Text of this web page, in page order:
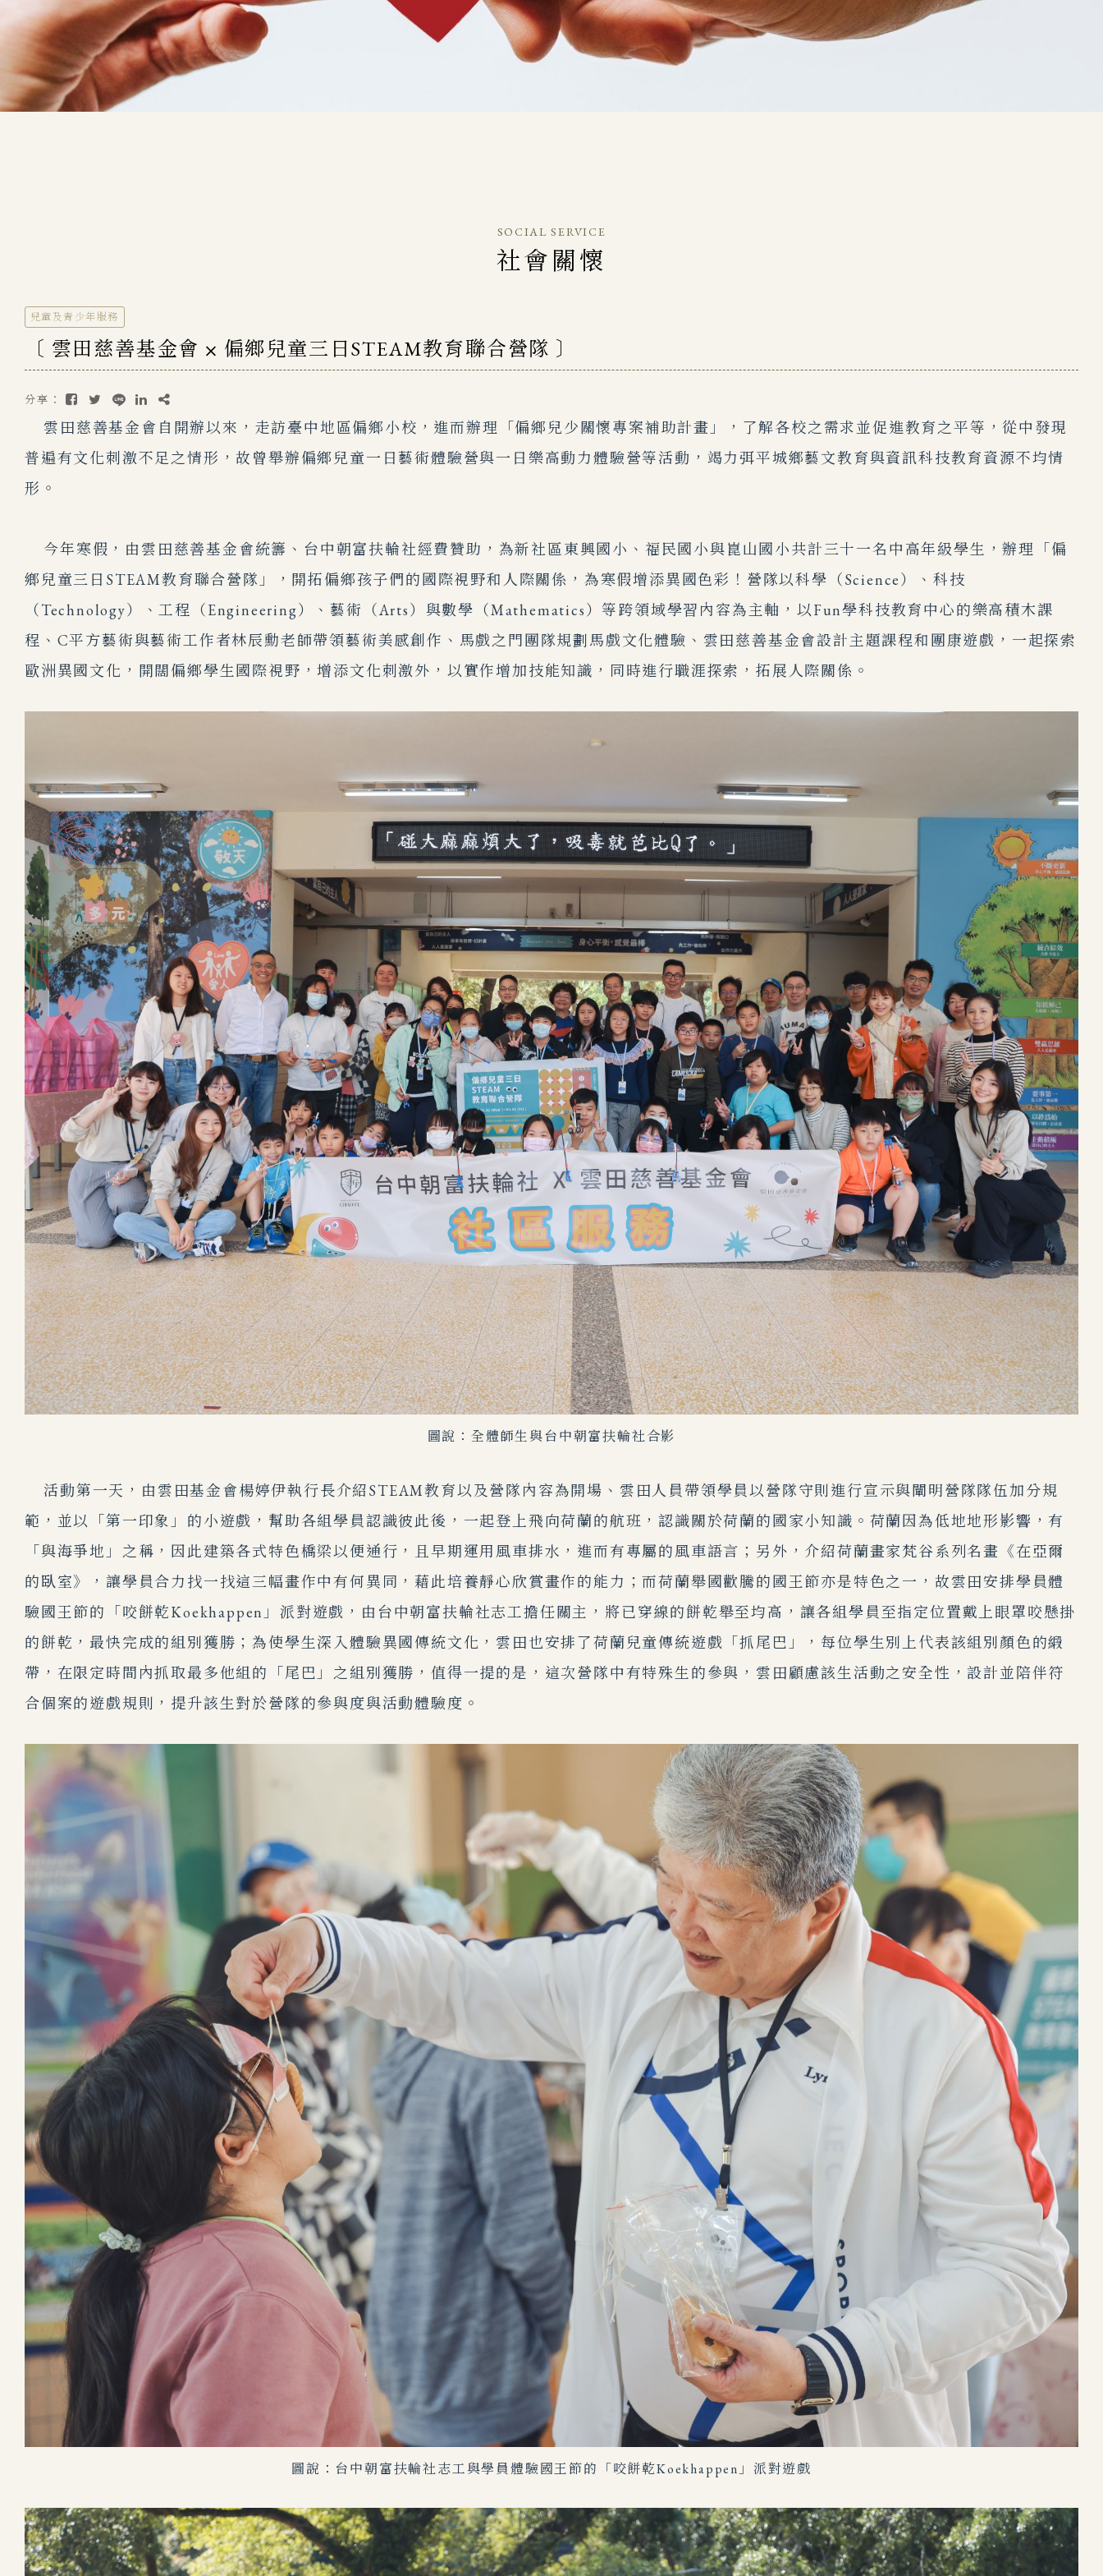
SOCIAL SERVICE
社會關懷
兒童及青少年服務
〔 雲田慈善基金會 ⨉ 偏鄉兒童三日STEAM教育聯合營隊 〕
分享：
雲田慈善基金會自開辦以來，走訪臺中地區偏鄉小校，進而辦理「偏鄉兒少關懷專案補助計畫」，了解各校之需求並促進教育之平等，從中發現
普遍有文化刺激不足之情形，故曾舉辦偏鄉兒童一日藝術體驗營與一日樂高動力體驗營等活動，竭力弭平城鄉藝文教育與資訊科技教育資源不均情
形。
今年寒假，由雲田慈善基金會統籌、台中朝富扶輪社經費贊助，為新社區東興國小、福民國小與崑山國小共計三十一名中高年級學生，辦理「偏
鄉兒童三日STEAM教育聯合營隊」，開拓偏鄉孩子們的國際視野和人際關係，為寒假增添異國色彩！營隊以科學（Science）、科技
（Technology）、工程（Engineering）、藝術（Arts）與數學（Mathematics）等跨領域學習內容為主軸，以Fun學科技教育中心的樂高積木課
程、C平方藝術與藝術工作者林辰勳老師帶領藝術美感創作、馬戲之門團隊規劃馬戲文化體驗、雲田慈善基金會設計主題課程和團康遊戲，一起探索
歐洲異國文化，開闊偏鄉學生國際視野，增添文化刺激外，以實作增加技能知識，同時進行職涯探索，拓展人際關係。
圖說：全體師生與台中朝富扶輪社合影
活動第一天，由雲田基金會楊婷伊執行長介紹STEAM教育以及營隊內容為開場、雲田人員帶領學員以營隊守則進行宣示與闡明營隊隊伍加分規
範，並以「第一印象」的小遊戲，幫助各組學員認識彼此後，一起登上飛向荷蘭的航班，認識關於荷蘭的國家小知識。荷蘭因為低地地形影響，有
「與海爭地」之稱，因此建築各式特色橋梁以便通行，且早期運用風車排水，進而有專屬的風車語言；另外，介紹荷蘭畫家梵谷系列名畫《在亞爾
的臥室》，讓學員合力找一找這三幅畫作中有何異同，藉此培養靜心欣賞畫作的能力；而荷蘭舉國歡騰的國王節亦是特色之一，故雲田安排學員體
驗國王節的「咬餅乾Koekhappen」派對遊戲，由台中朝富扶輪社志工擔任關主，將已穿線的餅乾舉至均高，讓各組學員至指定位置戴上眼罩咬懸掛
的餅乾，最快完成的組別獲勝；為使學生深入體驗異國傳統文化，雲田也安排了荷蘭兒童傳統遊戲「抓尾巴」，每位學生別上代表該組別顏色的緞
帶，在限定時間內抓取最多他組的「尾巴」之組別獲勝，值得一提的是，這次營隊中有特殊生的參與，雲田顧慮該生活動之安全性，設計並陪伴符
合個案的遊戲規則，提升該生對於營隊的參與度與活動體驗度。
圖說：台中朝富扶輪社志工與學員體驗國王節的「咬餅乾Koekhappen」派對遊戲